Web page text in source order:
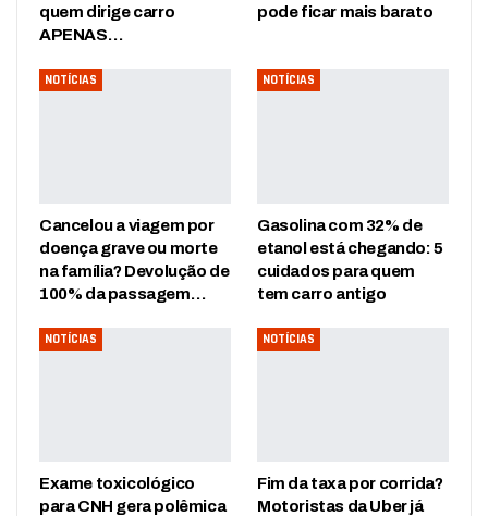
quem dirige carro
APENAS…
pode ficar mais barato
NOTÍCIAS
Cancelou a viagem por
doença grave ou morte
na família? Devolução de
100% da passagem…
NOTÍCIAS
Gasolina com 32% de
etanol está chegando: 5
cuidados para quem
tem carro antigo
NOTÍCIAS
Exame toxicológico
para CNH gera polêmica
NOTÍCIAS
Fim da taxa por corrida?
Motoristas da Uber já